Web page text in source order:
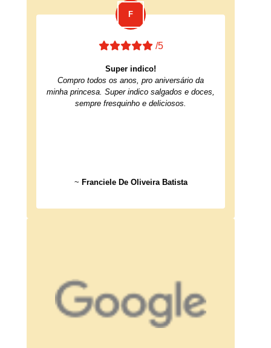
/5
Super indico!
Compro todos os anos, pro aniversário da
minha princesa. Super indico salgados e doces,
sempre fresquinho e deliciosos.
~ Franciele De Oliveira Batista